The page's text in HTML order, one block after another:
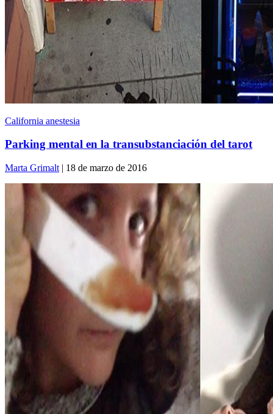
California anestesia
Parking mental en la transubstanciación del tarot
Marta Grimalt | 18 de marzo de 2016